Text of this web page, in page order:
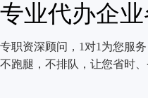
专业代办企
专职资深顾问，1对1为您服务
不跑腿，不排队，让您省时